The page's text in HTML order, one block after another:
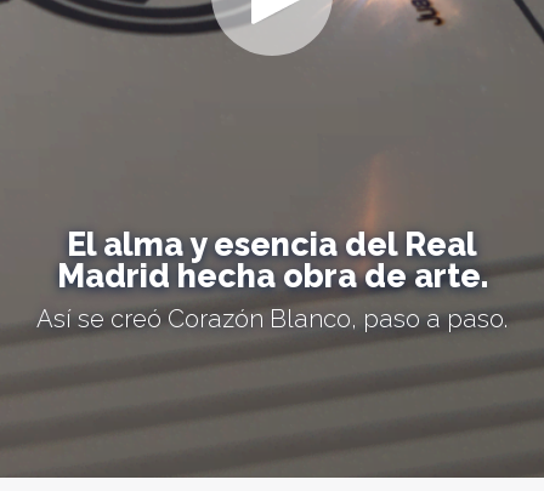
El alma y esencia del Real
Madrid hecha obra de arte.
Así se creó Corazón Blanco, paso a paso.